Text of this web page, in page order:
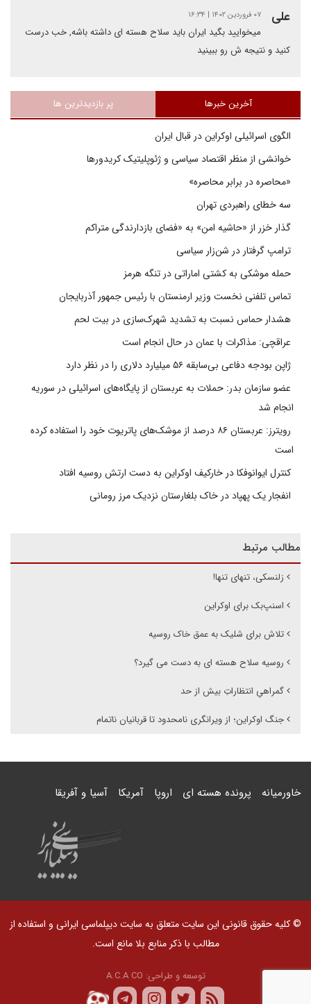
علی ۰۷ فروردین ۱۴۰۲ | ۱۶:۳۴
میخوایید بگید ایران باید سلاح هسته ای داشته باشه, خب درست
کنید و نتیجه ش رو ببینید
آخرین خبرها پر بازدیدترین ها
الگوی اسرائیلی اوکراین در قبال ایران
خوانشی از منظر اقتصاد سیاسی و ژئوپلیتیک کریدورها
«محاصره در برابر محاصره»
سه خطای راهبردی تهران
گذار خزر از «حاشیه امن» به «فضای بازدارندگی متراکم
ترامپ گرفتار در شن‌زار سیاسی
حمله موشکی به کشتی اماراتی در تنگه هرمز
تماس تلفنی نخست وزیر ارمنستان با رئیس جمهور آذربایجان
هشدار حماس نسبت به تشدید شهرک‌سازی در بیت‌ لحم
عراقچی: مذاکرات با عمان در حال انجام است
ژاپن بودجه دفاعی بی‌سابقه ۵۶ میلیارد دلاری را در نظر دارد
عضو سازمان بدر: حملات به عربستان از پایگاه‌های اسرائیلی در سوریه
انجام شد
رویترز: عربستان ۸۶ درصد از موشک‌های پاتریوت خود را استفاده کرده
است
کنترل ایوانوفکا در خارکیف اوکراین به دست ارتش روسیه افتاد
انفجار یک پهپاد در خاک بلغارستان نزدیک مرز رومانی
مطالب مرتبط
زلنسکی، تنهای تنها!
اسنپ‌بک برای اوکراین
تلاش برای شلیک به عمق خاک روسیه
روسیه سلاح هسته ای به دست می گیرد؟
گمراهیِ انتظاراتِ بیش از حد
جنگ اوکراین؛ از ویرانگری نامحدود تا قربانیان ناتمام
خاورمیانه پرونده هسته ای اروپا آمریکا آسیا و آفریقا
© کلیه حقوق قانونی این سایت متعلق به سایت دیپلماسی ایرانی و استفاده از
مطالب با ذکر منابع بلا مانع است.
توسعه و طراحی: A.C.A CO